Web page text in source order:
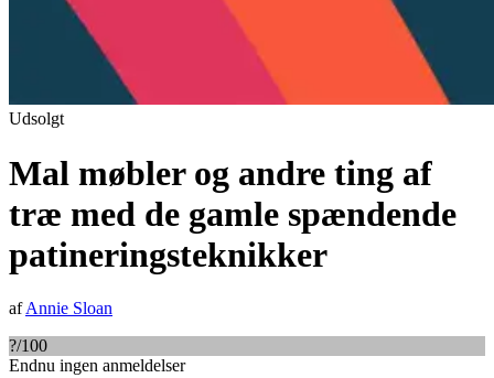
Udsolgt
Mal møbler og andre ting af
træ med de gamle spændende
patineringsteknikker
afAnnie Sloan
?/100
Endnu ingen anmeldelser